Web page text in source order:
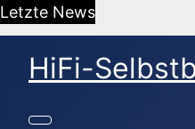
Letzte News
HiFi-